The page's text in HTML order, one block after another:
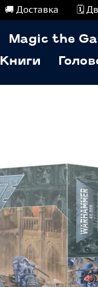
🚚 Доставка 🗓️
Magic the
Книги